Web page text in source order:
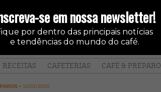
se em nossa newsletter!
por dentro das principais notícias
e tendências do mundo do café.
RECEITAS CAFETERIAS CAFÉ &
• 10/01/2020